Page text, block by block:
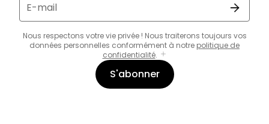
E-mail
Nous respectons votre vie privée ! Nous traiterons toujours vos
données personnelles conformément à notre politique de
confidentialité.
S'abonner